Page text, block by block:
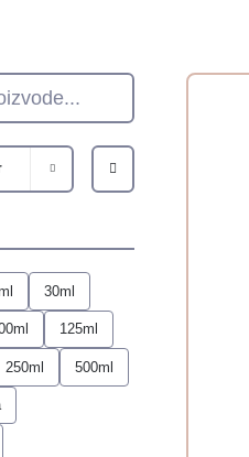
30ml
125ml
250ml 500ml